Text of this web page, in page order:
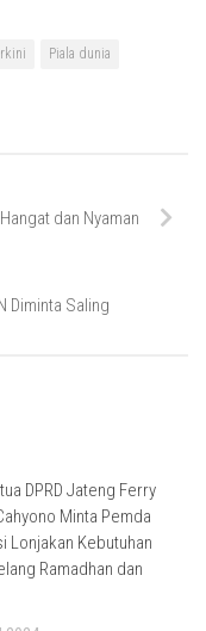
Piala dunia
dan Nyaman
Diminta Saling
DPRD Jateng Ferry
Minta Pemda
Lonjakan Kebutuhan
Ramadhan dan